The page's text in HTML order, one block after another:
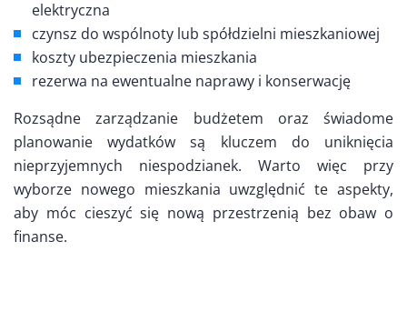
elektryczna
czynsz do wspólnoty lub spółdzielni mieszkaniowej
koszty ubezpieczenia mieszkania
rezerwa na ewentualne naprawy i konserwację
Rozsądne zarządzanie budżetem oraz świadome
planowanie wydatków są kluczem do uniknięcia
nieprzyjemnych niespodzianek. Warto więc przy
wyborze nowego mieszkania uwzględnić te aspekty,
aby móc cieszyć się nową przestrzenią bez obaw o
finanse.